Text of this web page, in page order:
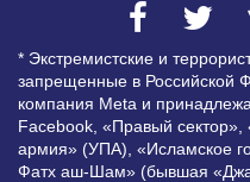
* Экстремистские и
запрещенные в Российской
компания Meta и
Facebook, «Правый сектор»,
армия» (УПА), «Исламское
Фатх аш-Шам» (бывшая